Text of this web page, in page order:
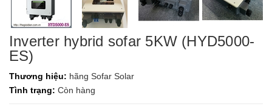
Inverter hybrid sofar 5KW (HYD5000-
ES)
Thương hiệu: hãng Sofar Solar
Tình trạng: Còn hàng